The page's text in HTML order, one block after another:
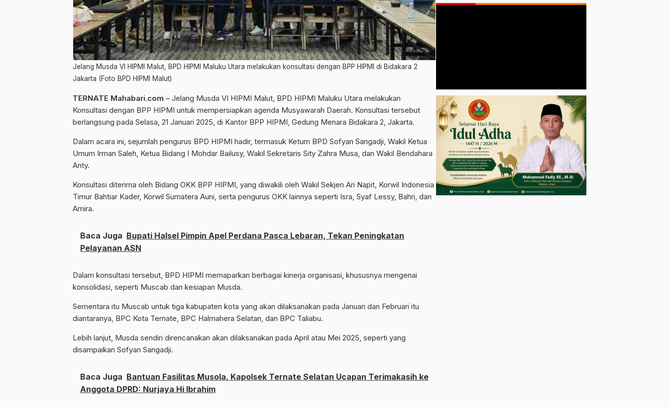
Jelang Musda VI HIPMI Malut, BPD HIPMI Maluku Utara melakukan konsultasi dengan BPP HIPMI di Bidakara 2
Jakarta (Foto BPD HIPMI Malut)
TERNATE Mahabari.com – Jelang Musda VI HIPMI Malut, BPD HIPMI Maluku Utara melakukan
Konsultasi dengan BPP HIPMI untuk mempersiapkan agenda Musyawarah Daerah. Konsultasi tersebut
berlangsung pada Selasa, 21 Januari 2025, di Kantor BPP HIPMI, Gedung Menara Bidakara 2, Jakarta.
Dalam acara ini, sejumlah pengurus BPD HIPMI hadir, termasuk Ketum BPD Sofyan Sangadji, Wakil Ketua
Umum Irman Saleh, Ketua Bidang I Mohdar Bailusy, Wakil Sekretaris Sity Zahra Musa, dan Wakil Bendahara
Anty.
Konsultasi diterima oleh Bidang OKK BPP HIPMI, yang diwakili oleh Wakil Sekjen Ari Napit, Korwil Indonesia
Timur Bahtiar Kader, Korwil Sumatera Auni, serta pengurus OKK lainnya seperti Isra, Syaf Lessy, Bahri, dan
Amira.
Baca Juga Bupati Halsel Pimpin Apel Perdana Pasca Lebaran, Tekan Peningkatan
Pelayanan ASN
Dalam konsultasi tersebut, BPD HIPMI memaparkan berbagai kinerja organisasi, khususnya mengenai
konsolidasi, seperti Muscab dan kesiapan Musda.
Sementara itu Muscab untuk tiga kabupaten kota yang akan dilaksanakan pada Januari dan Februari itu
diantaranya, BPC Kota Ternate, BPC Halmahera Selatan, dan BPC Taliabu.
Lebih lanjut, Musda sendiri direncanakan akan dilaksanakan pada April atau Mei 2025, seperti yang
disampaikan Sofyan Sangadji.
Baca Juga Bantuan Fasilitas Musola, Kapolsek Ternate Selatan Ucapan Terimakasih ke
Anggota DPRD: Nurjaya Hi Ibrahim